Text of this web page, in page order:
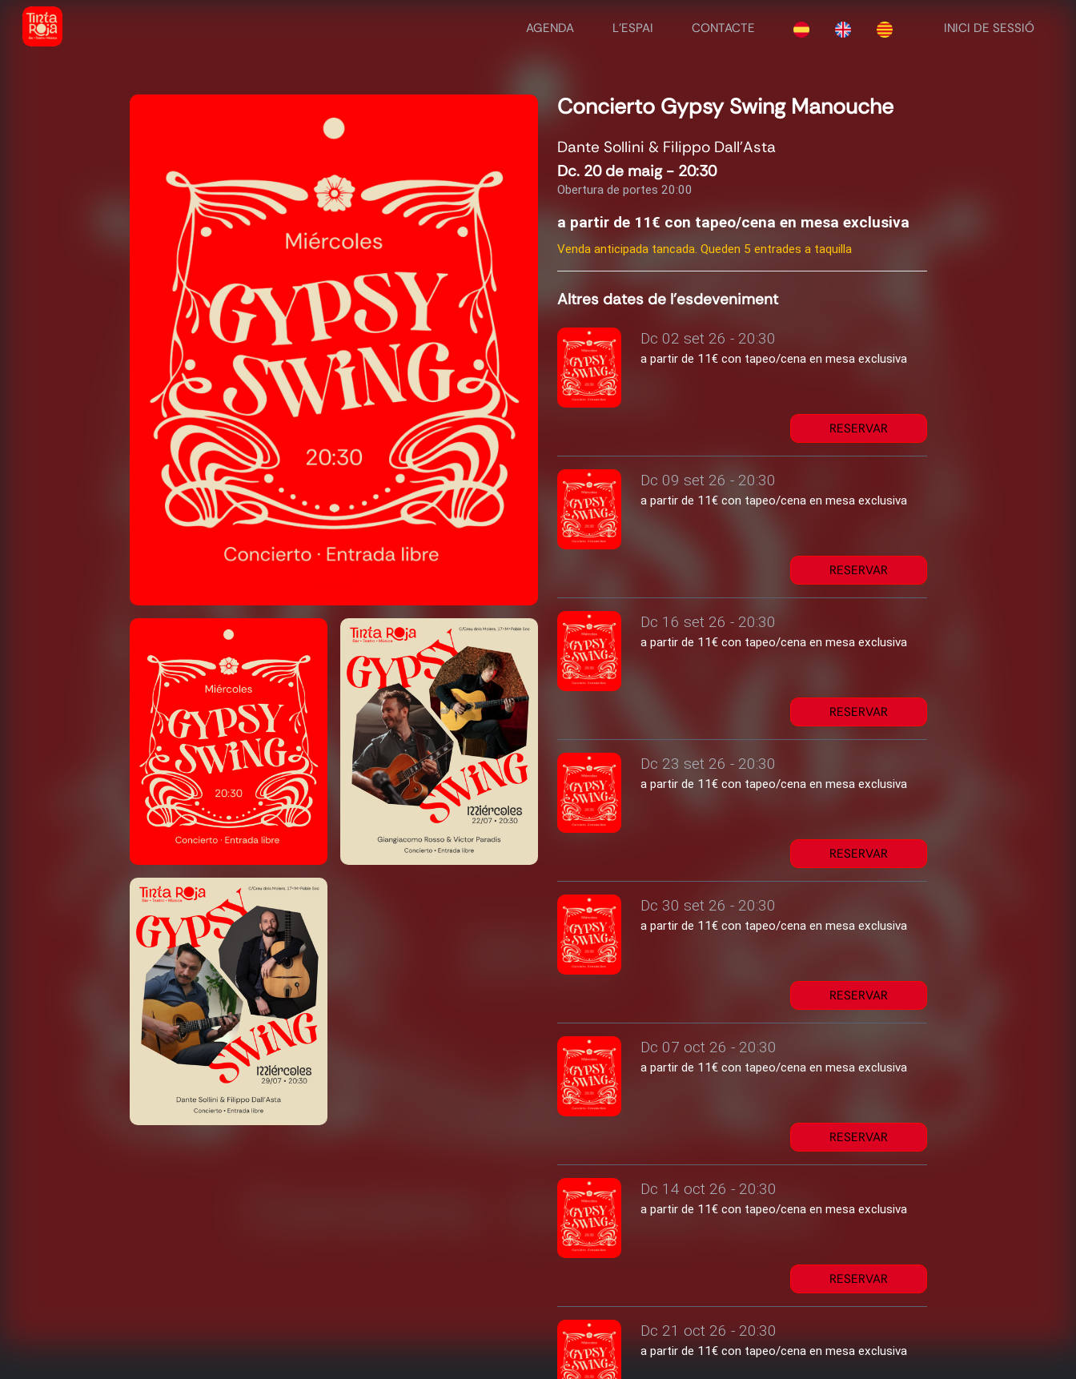
AGENDA L'ESPAI CONTACTE INICI DE SESSIÓ
Concierto Gypsy Swing Manouche
Dante Sollini & Filippo Dall’Asta
Dc. 20 de maig - 20:30
Obertura de portes 20:00
a partir de 11€ con tapeo/cena en mesa exclusiva
Venda anticipada tancada. Queden 5 entrades a taquilla
Altres dates de l'esdeveniment
Dc 02 set 26 - 20:30
a partir de 11€ con tapeo/cena en mesa exclusiva
RESERVAR
Dc 09 set 26 - 20:30
a partir de 11€ con tapeo/cena en mesa exclusiva
RESERVAR
Dc 16 set 26 - 20:30
a partir de 11€ con tapeo/cena en mesa exclusiva
RESERVAR
Dc 23 set 26 - 20:30
a partir de 11€ con tapeo/cena en mesa exclusiva
RESERVAR
Dc 30 set 26 - 20:30
a partir de 11€ con tapeo/cena en mesa exclusiva
RESERVAR
Dc 07 oct 26 - 20:30
a partir de 11€ con tapeo/cena en mesa exclusiva
RESERVAR
Dc 14 oct 26 - 20:30
a partir de 11€ con tapeo/cena en mesa exclusiva
RESERVAR
Dc 21 oct 26 - 20:30
a partir de 11€ con tapeo/cena en mesa exclusiva